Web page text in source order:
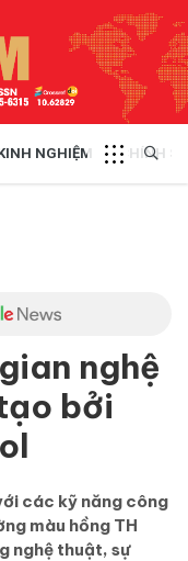
NGHIỆM CHÍNH
nghệ
bởi
các kỹ năng công
màu hồng TH
nghệ thuật, sự